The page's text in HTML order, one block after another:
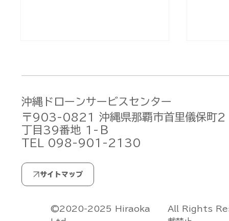
北大東村様へ赤外線カメラ搭
載ドローンを納入！鳥害対策
＆多角的活用に向けた調査飛
Matrice 4T]
©2020-2025 Hiraoka
All Rights
沖縄ドローンサービスセンター
〒903-0821 沖縄県那覇市首里儀保町2
丁目39番地 1-Ｂ
TEL 098-901-2130